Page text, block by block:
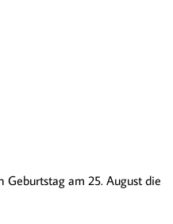
Geburtstag am 25. August die